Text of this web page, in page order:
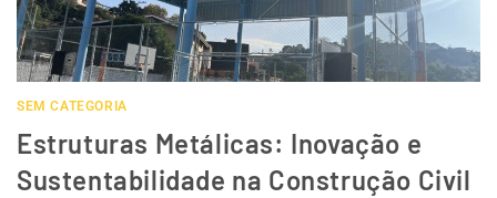
SEM CATEGORIA
Estruturas Metálicas: Inovação e
Sustentabilidade na Construção Civil